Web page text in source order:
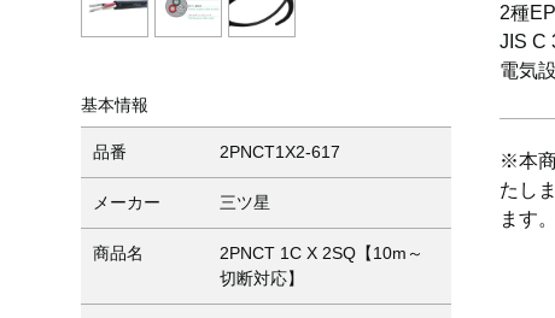
基本情報
品番 2PNCT1X2-617
メーカー 三ツ星
商品名
2PNCT 1C X 2SQ【10m～
切断対応】
2種
JIS C
電気
※本
たし
ます